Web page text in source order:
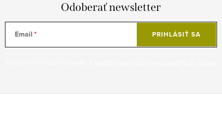
Odoberať newsletter
Email PRIHLÁSIŤ SA